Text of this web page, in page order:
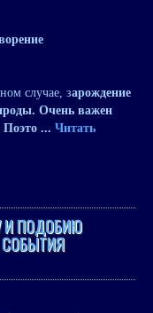
случае, зарождение
Очень важен
Поэто ... Читать
И ПОДОБИЮ